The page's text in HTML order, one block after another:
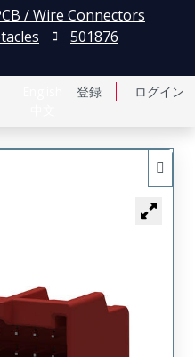
登録 ログイン
/ Wire Connectors
501876